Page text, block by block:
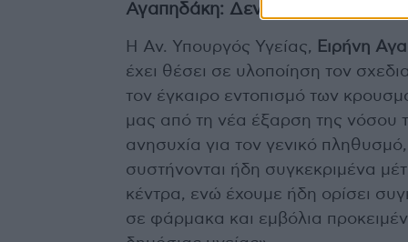
Αγαπηδάκη: Δεν υπάρχει
Η Αν. Υπουργός Υγείας, Ειρήνη
έχει θέσει σε υλοποίηση τον
τον έγκαιρο εντοπισμό των
μας από τη νέα έξαρση της νόσου
ανησυχία για τον γενικό
συστήνονται ήδη συγκεκριμένα
κέντρα, ενώ έχουμε ήδη ορίσει
σε φάρμακα και εμβόλια